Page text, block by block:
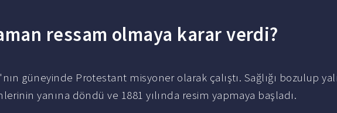
ressam olmaya karar verdi?
güneyinde Protestant misyoner olarak çalıştı. Sağlığı bozulup
yanına döndü ve 1881 yılında resim yapmaya başladı.